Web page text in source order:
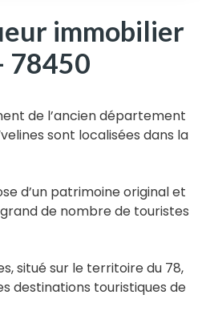
immobilier
78450
de l’ancien département
sont localisées dans la
d’un patrimoine original et
de nombre de touristes
situé sur le territoire du 78,
destinations touristiques de